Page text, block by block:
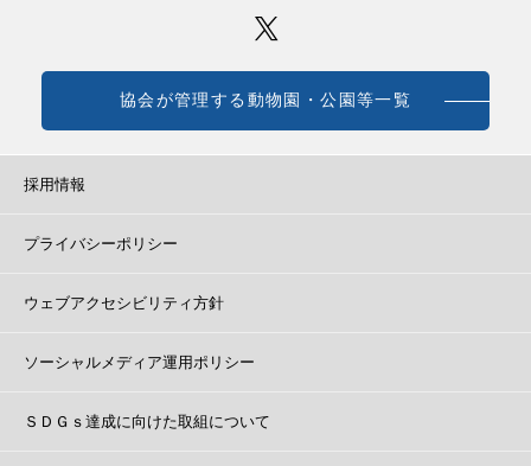
協会が管理する動物園・公園等一覧
採用情報
プライバシーポリシー
ウェブアクセシビリティ方針
ソーシャルメディア運用ポリシー
ＳＤＧｓ達成に向けた取組について